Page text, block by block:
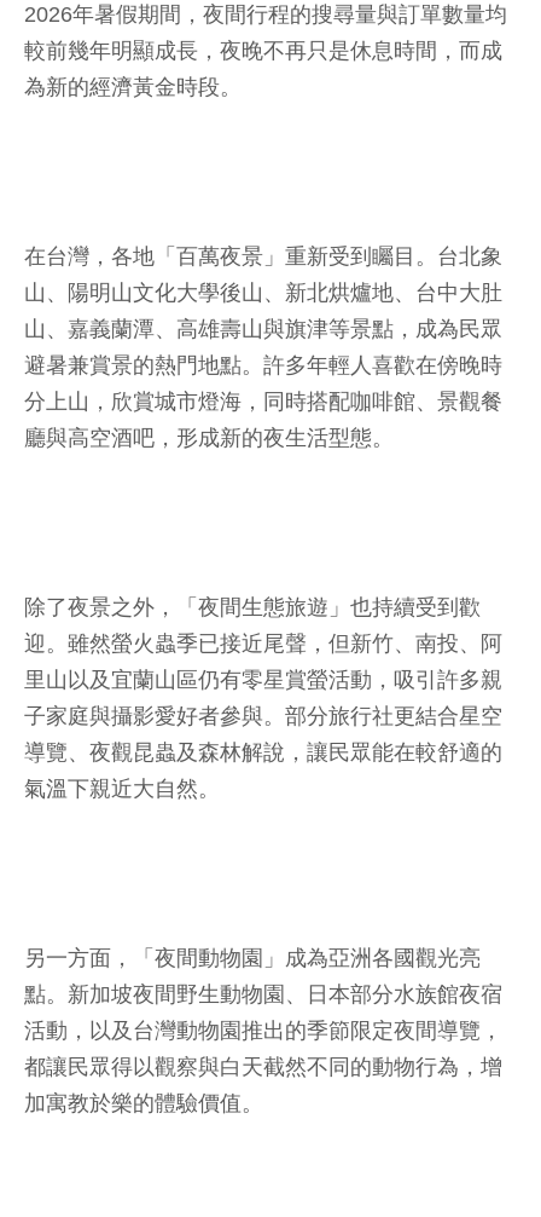
2026年暑假期間，夜間行程的搜尋量與訂單數量均
較前幾年明顯成長，夜晚不再只是休息時間，而成
為新的經濟黃金時段。
在台灣，各地「百萬夜景」重新受到矚目。台北象
山、陽明山文化大學後山、新北烘爐地、台中大肚
山、嘉義蘭潭、高雄壽山與旗津等景點，成為民眾
避暑兼賞景的熱門地點。許多年輕人喜歡在傍晚時
分上山，欣賞城市燈海，同時搭配咖啡館、景觀餐
廳與高空酒吧，形成新的夜生活型態。
除了夜景之外，「夜間生態旅遊」也持續受到歡
迎。雖然螢火蟲季已接近尾聲，但新竹、南投、阿
里山以及宜蘭山區仍有零星賞螢活動，吸引許多親
子家庭與攝影愛好者參與。部分旅行社更結合星空
導覽、夜觀昆蟲及森林解說，讓民眾能在較舒適的
氣溫下親近大自然。
另一方面，「夜間動物園」成為亞洲各國觀光亮
點。新加坡夜間野生動物園、日本部分水族館夜宿
活動，以及台灣動物園推出的季節限定夜間導覽，
都讓民眾得以觀察與白天截然不同的動物行為，增
加寓教於樂的體驗價值。